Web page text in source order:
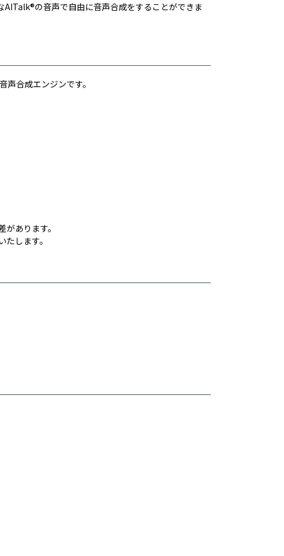
の音声で自由に音声合成をすることができま
合成エンジンです。
あります。
します。